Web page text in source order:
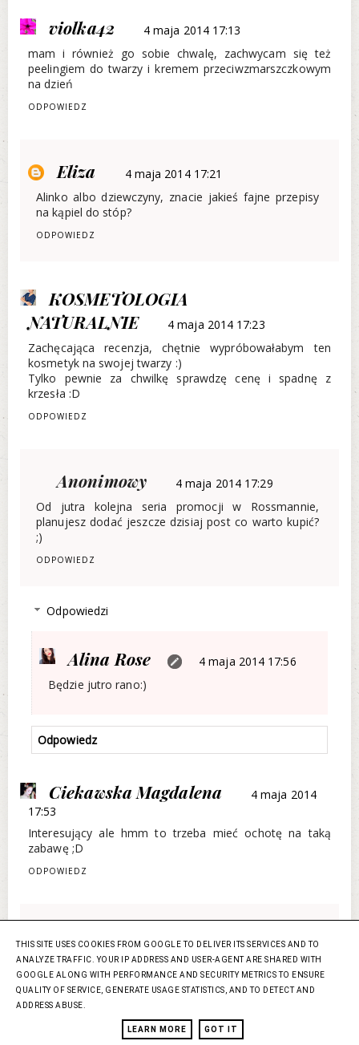
violka42
4 maja 2014 17:13
mam i również go sobie chwalę, zachwycam się też
peelingiem do twarzy i kremem przeciwzmarszczkowym
na dzień
ODPOWIEDZ
Eliza
4 maja 2014 17:21
Alinko albo dziewczyny, znacie jakieś fajne przepisy
na kąpiel do stóp?
ODPOWIEDZ
KOSMETOLOGIA
NATURALNIE
4 maja 2014 17:23
Zachęcająca recenzja, chętnie wypróbowałabym ten
kosmetyk na swojej twarzy :)
Tylko pewnie za chwilkę sprawdzę cenę i spadnę z
krzesła :D
ODPOWIEDZ
Anonimowy
4 maja 2014 17:29
Od jutra kolejna seria promocji w Rossmannie,
planujesz dodać jeszcze dzisiaj post co warto kupić?
;)
ODPOWIEDZ
Odpowiedzi
Alina Rose
4 maja 2014 17:56
Będzie jutro rano:)
Odpowiedz
Ciekawska Magdalena
4 maja 2014
17:53
Interesujący ale hmm to trzeba mieć ochotę na taką
zabawę ;D
ODPOWIEDZ
dominikaczermak
4 maja 2014
18:00
Alino, gdzie można dostać ten produkt? Składniki
wydają się być wręcz idealne dla mojej mieszanej
skóry. Pięknie dziękuję za inspirację do wzięcia się w
garść i regularnego stosowania peelingów.maseczek,
na co ostatnio zapomniałam poświęcać mojego
THIS SITE USES COOKIES FROM GOOGLE TO DELIVER ITS SERVICES AND TO
ANALYZE TRAFFIC. YOUR IP ADDRESS AND USER-AGENT ARE SHARED WITH
GOOGLE ALONG WITH PERFORMANCE AND SECURITY METRICS TO ENSURE
QUALITY OF SERVICE, GENERATE USAGE STATISTICS, AND TO DETECT AND
ADDRESS ABUSE.
LEARN MORE GOT IT